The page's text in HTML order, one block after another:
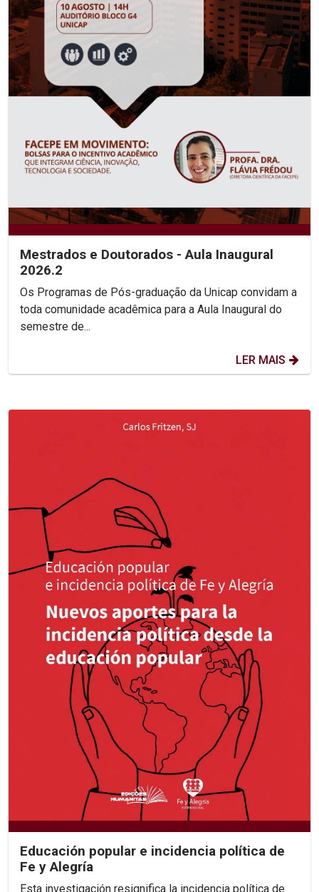
Mestrados e Doutorados - Aula Inaugural
2026.2
Os Programas de Pós-graduação da Unicap convidam a
toda comunidade acadêmica para a Aula Inaugural do
semestre de...
LER MAIS
Educación popular e incidencia política de
Fe y Alegría
Esta investigación resignifica la incidencia política de